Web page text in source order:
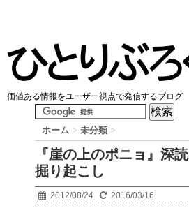
価値ある情報をユーザー視点で発信するブログ
ホーム > 未分類 >
『崖の上のポニョ』深
掘り起こし
2012/08/24 2016/03/16